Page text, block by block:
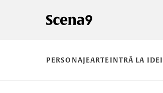
PERSONAJEARTEINTRĂ LA IDEI